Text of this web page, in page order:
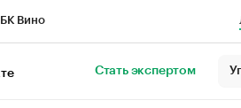
Вино
Стать экспертом